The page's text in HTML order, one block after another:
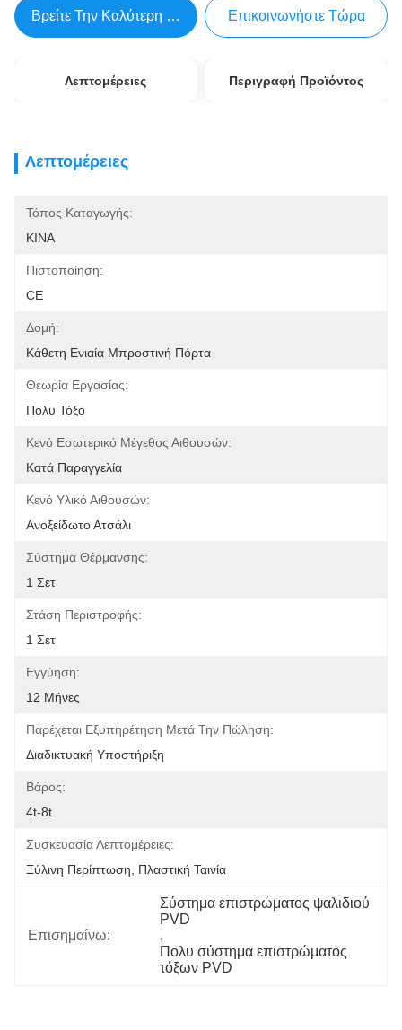
Βρείτε Την Καλύτερη Τιμή Επικοινωνήστε Τώρα
Λεπτομέρειες Περιγραφή Προϊόντος
Λεπτομέρειες
Τόπος Καταγωγής:
ΚΙΝΑ
Πιστοποίηση:
CE
Δομή:
Κάθετη Ενιαία Μπροστινή Πόρτα
Θεωρία Εργασίας:
Πολυ Τόξο
Κενό Εσωτερικό Μέγεθος Αιθουσών:
Κατά Παραγγελία
Κενό Υλικό Αιθουσών:
Ανοξείδωτο Ατσάλι
Σύστημα Θέρμανσης:
1 Σετ
Στάση Περιστροφής:
1 Σετ
Εγγύηση:
12 Μήνες
Παρέχεται Εξυπηρέτηση Μετά Την Πώληση:
Διαδικτυακή Υποστήριξη
Βάρος:
4t-8t
Συσκευασία Λεπτομέρειες:
Ξύλινη Περίπτωση, Πλαστική Ταινία
Επισημαίνω:
Σύστημα επιστρώματος ψαλιδιού
PVD
,
Πολυ σύστημα επιστρώματος
τόξων PVD